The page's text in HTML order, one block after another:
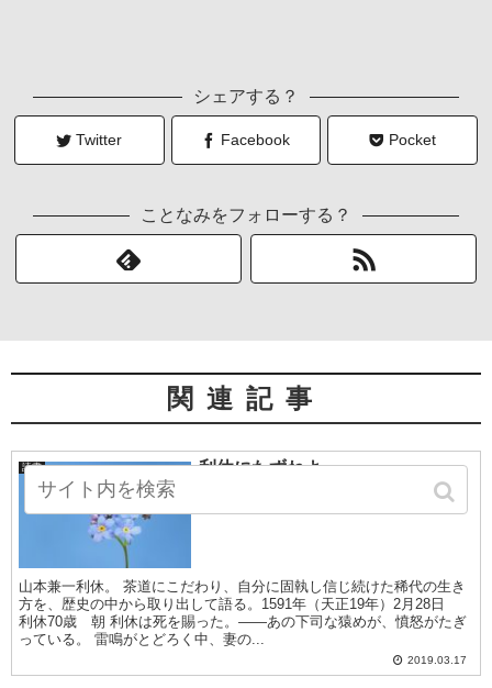
シェアする？
Twitter Facebook Pocket
ことなみをフォローする？
関連記事
読書 利休にたずねよ
山本兼一利休。 茶道にこだわり、自分に固執し信じ続けた稀代の生き
方を、歴史の中から取り出して語る。1591年（天正19年）2月28日
利休70歳 朝 利休は死を賜った。――あの下司な猿めが、憤怒がたぎ
っている。 雷鳴がとどろく中、妻の...
2019.03.17